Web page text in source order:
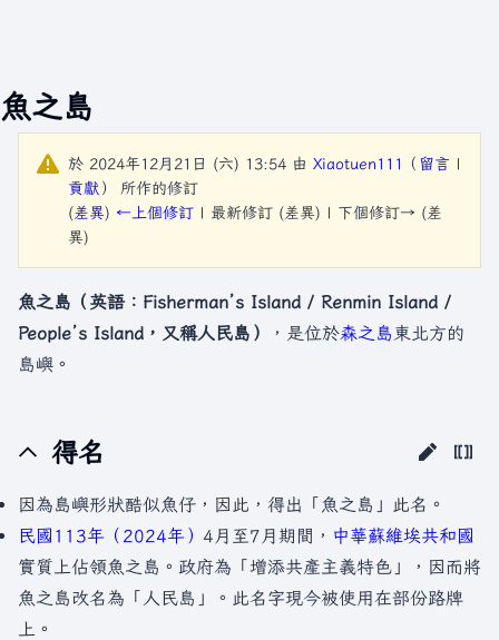
魚之島
於 2024年12月21日 (六) 13:54 由 Xiaotuen111 （ 留言 |
貢獻 ）
所作的修訂
(差異) ←上個修訂 | 最新修訂 (差異) | 下個修訂→ (差
異)
魚之島（英語：Fisherman’s Island / Renmin Island /
People’s Island，又稱人民島）
，是位於森之島 東北方的
島嶼。
得名
因為島嶼形狀酷似魚仔，因此，得出「魚之島」此名。
民國113年（2024年） 4月至7月期間， 中華蘇維埃共和國
實質上佔領魚之島。政府為「增添共產主義特色」，因而將
魚之島改名為「人民島」。此名字現今被使用在部份路牌
上。